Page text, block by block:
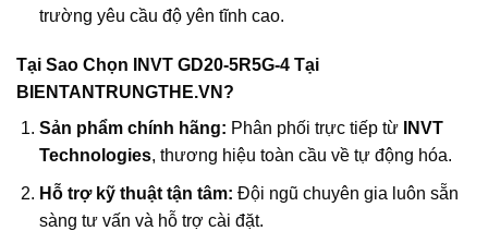
trường yêu cầu độ yên tĩnh cao.
Tại Sao Chọn INVT GD20-5R5G-4 Tại
BIENTANTRUNGTHE.VN?
Sản phẩm chính hãng: Phân phối trực tiếp từ
INVT
Technologies, thương hiệu toàn cầu về tự động hóa.
Hỗ trợ kỹ thuật tận tâm: Đội ngũ chuyên gia luôn sẵn
sàng tư vấn và hỗ trợ cài đặt.